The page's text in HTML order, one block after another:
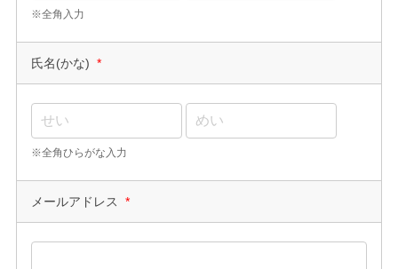
※全角入力
氏名(かな) *
※全角ひらがな入力
メールアドレス *